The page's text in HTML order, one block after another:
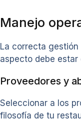
Manejo
La correcta
aspecto debe
Proveedores y
Seleccionar a los
filosofía de tu